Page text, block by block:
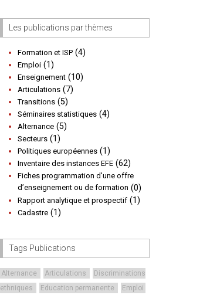
Les publications par thèmes
Formation et ISP(4)
Emploi(1)
Enseignement(10)
Articulations(7)
Transitions(5)
Séminaires statistiques(4)
Alternance(5)
Secteurs(1)
Politiques européennes(1)
Inventaire des instances EFE(62)
Fiches programmation d'une offre
d’enseignement ou de formation (0)
Rapport analytique et prospectif(1)
Cadastre(1)
Tags Publications
Alternance Articulations
Discriminations
ethniques
Education permanente
Emploi